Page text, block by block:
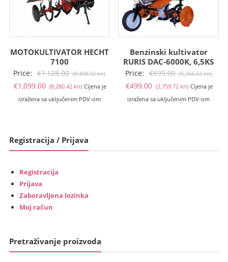
MOTOKULTIVATOR HECHT
7100
Price: €1,128.00 (8,498.92 kn)Izvorna
cijena
kn).
€1,099.00 (8,280.42 kn)Trenutna
cijena
kn).
Cijena je
izražena sa uključenim PDV-om
Benzinski kultivator
RURIS DAC-6000K, 6,5KS
Price: €699.00 (5,266.62 kn)
kn).
€499.00 (3,759.72 kn)Trenutna
cijena
kn).
Cijena je
izražena sa uključenim PDV-om
Registracija / Prijava
Registracija
Prijava
Zaboravljena lozinka
Moj račun
Pretraživanje proizvoda